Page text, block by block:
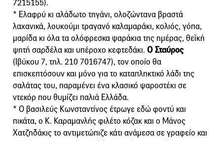
7215155).
* Ελαφρύ κι αλάδωτο τηγάνι, ολοζώντανα βραστά
λαχανικά, λουκούμι τραγανό καλαμαράκι, κολιός, γόπα,
μαρίδα κι όλα τα ολόφρεσκα ψαράκια της ημέρας, θεϊκή
ψητή σαρδέλα και υπέροχο κεφτεδάκι. Ο Σταύρος
(Ιβύκου 7, τηλ. 210 7016747), τον οποίο θα
επισκεπτόσουν και μόνο για το καταπληκτικό λάδι της
σαλάτας του, παραμένει ένα κλασικό ψαροστέκι σε
ντεκόρ που θυμίζει παλιά Ελλάδα.
* Ο βασιλεύς Κωνσταντίνος έτρωγε εδώ φοντύ και
πικάτα, ο Κ. Καραμανλής φιλέτο κόζακ και ο Μάνος
Χατζηδάκις το αντιμετώπιζε κάτι ανάμεσα σε γραφείο και